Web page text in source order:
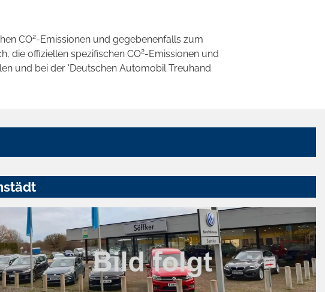
CO2-Emissionen und gegebenenfalls zum
die offiziellen spezifischen CO2-Emissionen und
und bei der 'Deutschen Automobil Treuhand